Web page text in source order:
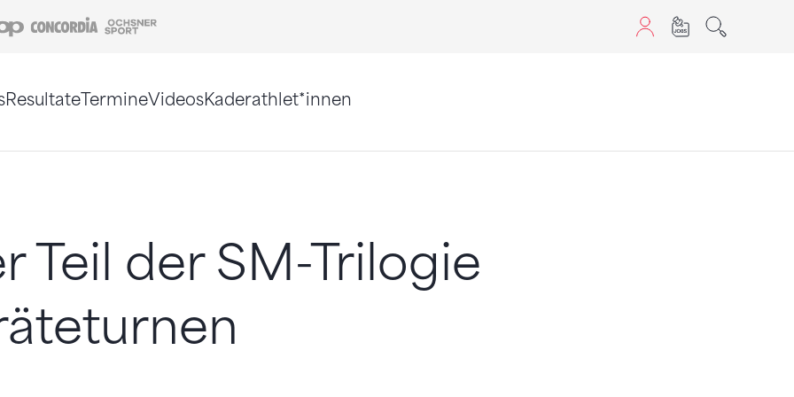
Coop Concordia
ResultateTermineVideosKaderathlet*innen
Teil der SM-Trilogie